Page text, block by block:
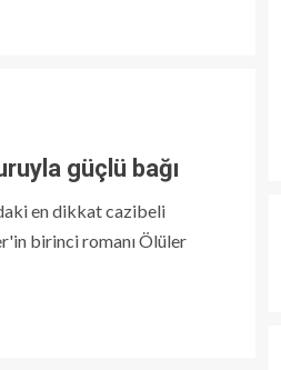
güçlü bağı
en dikkat cazibeli
birinci romanı Ölüler